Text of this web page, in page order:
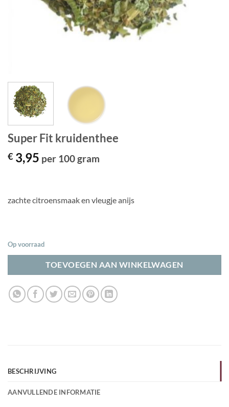
Super Fit kruidenthee
€ 3,95 per 100 gram
zachte citroensmaak en vleugje anijs
Op voorraad
TOEVOEGEN AAN WINKELWAGEN
BESCHRIJVING
AANVULLENDE INFORMATIE